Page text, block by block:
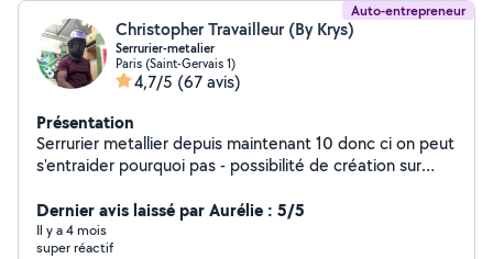
Auto-entrepreneur
Christopher Travailleur (By Krys)
Serrurier-metalier
Paris (Saint-Gervais 1)
4,7/5 (67 avis)
Présentation
Serrurier metallier depuis maintenant 10 donc ci on peut
s'entraider pourquoi pas - possibilité de création sur
Dernier avis laissé par Aurélie : 5/5
Il y a 4 mois
super réactif